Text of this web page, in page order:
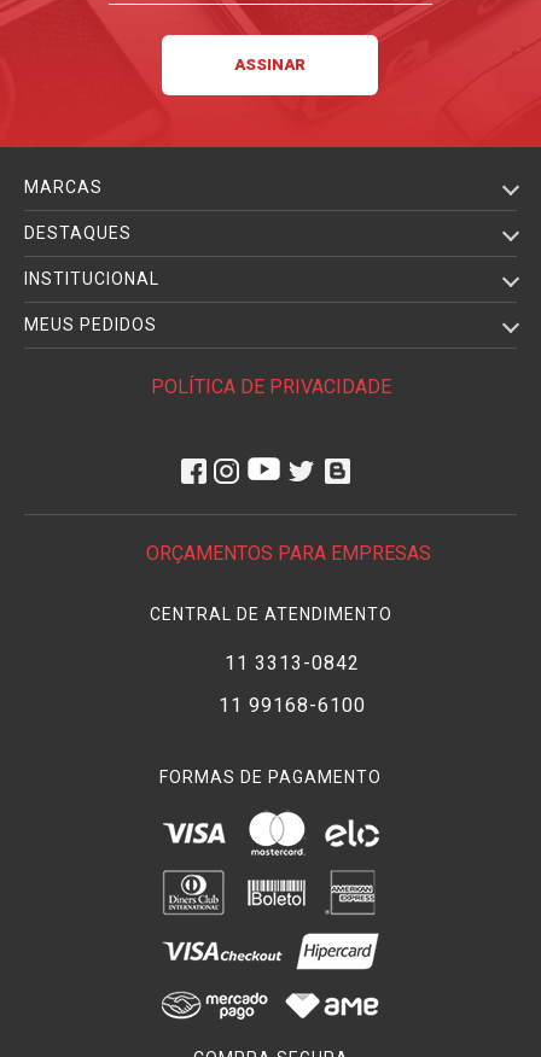
MARCAS
DESTAQUES
INSTITUCIONAL
MEUS PEDIDOS
POLÍTICA DE PRIVACIDADE
ORÇAMENTOS PARA EMPRESAS
CENTRAL DE ATENDIMENTO
11 3313-0842
11 99168-6100
FORMAS DE PAGAMENTO